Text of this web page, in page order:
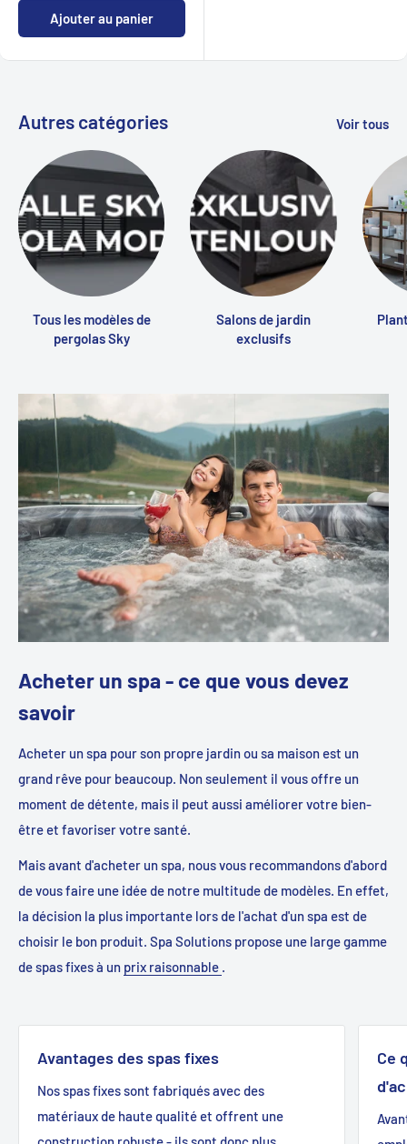
Ajouter au panier
Autres catégories Voir tous
Tous les modèles de
pergolas Sky
Salons de jardin
exclusifs
Acheter un spa - ce que vous devez
savoir
Acheter un spa pour son propre jardin ou sa maison est un
grand rêve pour beaucoup. Non seulement il vous offre un
moment de détente, mais il peut aussi améliorer votre bien-
être et favoriser votre santé.
Mais avant d'acheter un spa, nous vous recommandons d'abord
de vous faire une idée de notre multitude de modèles. En effet,
la décision la plus importante lors de l'achat d'un spa est de
choisir le bon produit. Spa Solutions propose une large gamme
de spas fixes à un prix raisonnable .
Avantages des spas fixes
Nos spas fixes sont fabriqués avec des
matériaux de haute qualité et offrent une
Ce